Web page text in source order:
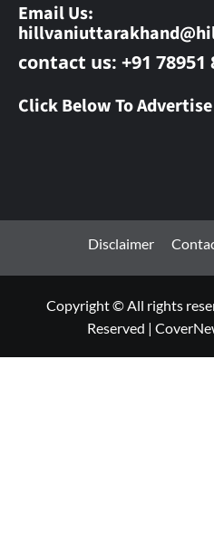
Email Us:
contact us: +91 78951
Click Below To
Disclaimer
Copyright © All rights
Reserved |